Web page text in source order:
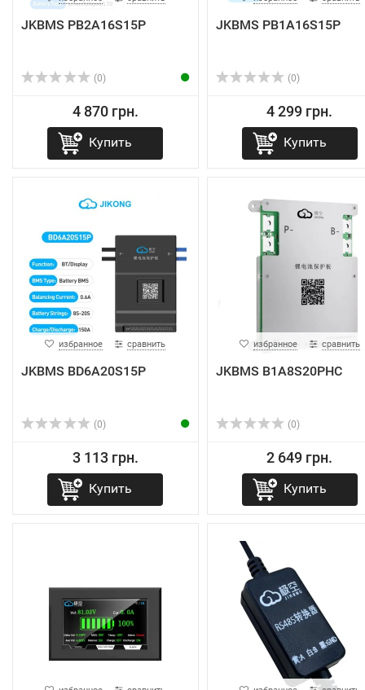
JKBMS PB2A16S15P
(0)
4 870 грн.
Купить
JKBMS PB1A16S15P
(0)
4 299 грн.
Купить
избранное сравнить
JKBMS BD6A20S15P
(0)
3 113 грн.
Купить
избранное сравнить
JKBMS B1A8S20PHC
(0)
2 649 грн.
Купить